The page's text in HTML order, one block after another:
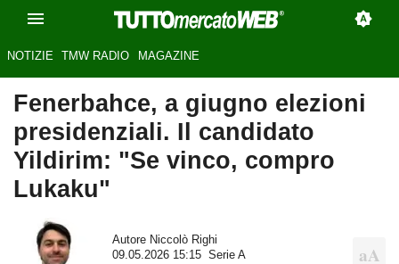
NOTIZIE TMW RADIO MAGAZINE
Fenerbahce, a giugno elezioni
presidenziali. Il candidato
Yildirim: "Se vinco, compro
Lukaku"
Autore Niccolò Righi
09.05.2026 15:15
Serie A